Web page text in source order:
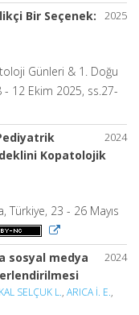
2025
Bir Seçenek:
Günleri & 1. Doğu
- 12 Ekim 2025, ss.27-
2024
Kopatolojik
23 - 26 Mayıs
2024
sosyal medya
SELÇUK L., ARICA İ. E.,